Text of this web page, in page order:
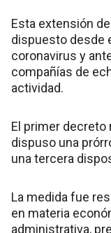
Esta extensión
dispuesto desde
coronavirus y
compañías de
actividad.
El primer decreto
dispuso una
una tercera
La medida fue
en materia
administrativa,